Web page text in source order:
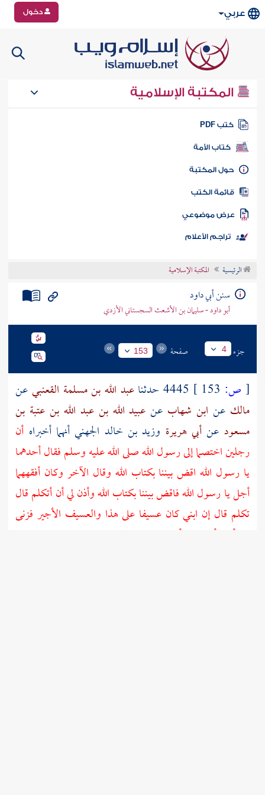
عربي دخول
المكتبة الإسلامية
كتب PDF
كتاب الأمة
المكتبة
الكتب
موضوعي
تراجم الأعلام
الرئيسية المكتبة الإسلامية
سنن أبي داود
أبو داود - سليمان بن الأشعث السجستاني الأزدي
جزء 4 صفحة 153
[ ص: 4445 حدثنا عبد الله بن مسلمة القعنبيعن
مالكعن ابن شهاب عن عبيد الله بن عبد الله بن عتبة بن
مسعود عن أبي هريرة وزيد بن خالد الجهنيأنهما أخبراه أن
رجلين اختصما إلى رسول الله صلى الله عليه وسلم فقال أحدهما
يا رسول الله اقض بيننا بكتاب الله وقال الآخر وكان أفقههما
أجل يا رسول الله فاقض بيننا بكتاب الله وأذن لي أن أتكلم قال
تكلم قال إن ابني كان عسيفا على هذا والعسيف الأجير فزنى
بامرأته فأخبروني أن على ابني الرجم فافتديت منه بمائة شاة